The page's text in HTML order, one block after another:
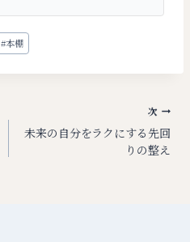
#本棚
次
未来の自分をラクにする先回
りの整え